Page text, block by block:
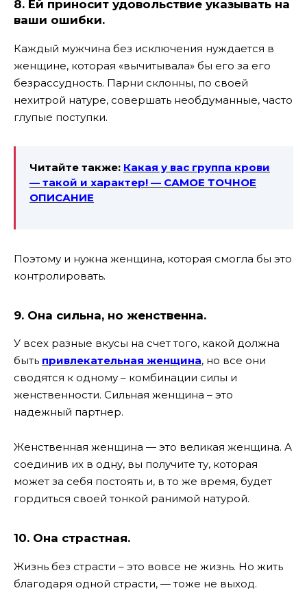
8. Ей приносит удовольствие указывать на
ваши ошибки.
Каждый мужчина без исключения нуждается в
женщине, которая «вычитывала» бы его за его
безрассудность. Парни склонны, по своей
нехитрой натуре, совершать необдуманные, часто
глупые поступки.
Читайте также: Какая у вас группа крови
— такой и характер! — САМОЕ ТОЧНОЕ
ОПИСАНИЕ
Поэтому и нужна женщина, которая смогла бы это
контролировать.
9. Она сильна, но женственна.
У всех разные вкусы на счет того, какой должна
быть привлекательная женщина, но все они
сводятся к одному – комбинации силы и
женственности. Сильная женщина – это
надежный партнер.
Женственная женщина — это великая женщина. А
соединив их в одну, вы получите ту, которая
может за себя постоять и, в то же время, будет
гордиться своей тонкой ранимой натурой.
10. Она страстная.
Жизнь без страсти – это вовсе не жизнь. Но жить
благодаря одной страсти, — тоже не выход.